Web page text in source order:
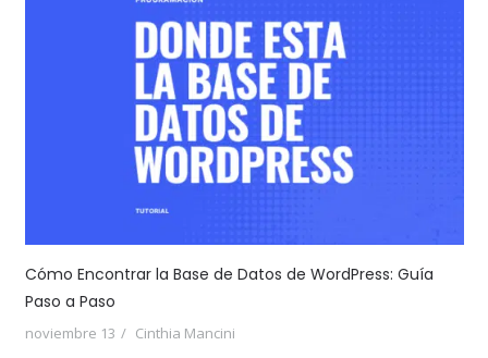
Cómo Encontrar la Base de Datos de WordPress: Guía
Paso a Paso
noviembre 13 Cinthia Mancini